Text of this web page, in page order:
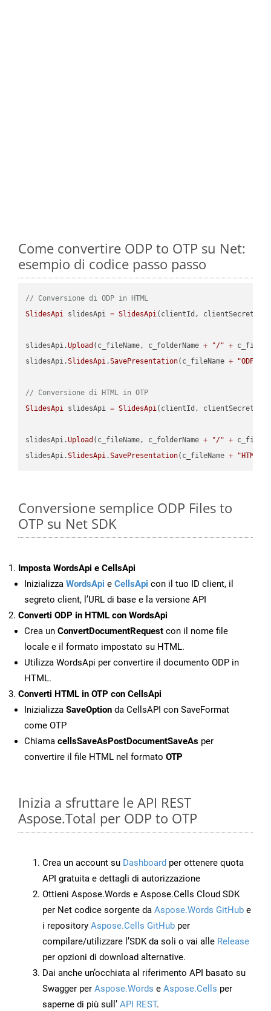
Come convertire ODP to OTP su Net:
esempio di codice passo passo
// Conversione di ODP in HTML
SlidesApi slidesApi = SlidesApi(clientId, clientSecret);
slidesApi.Upload (c_fileName, c_folderName + "/" +
slidesApi.SlidesApi.SavePresentation(c_fileName + "ODP"
// Conversione di HTML in OTP
SlidesApi slidesApi = SlidesApi(clientId, clientSecret);
slidesApi.Upload (c_fileName, c_folderName + "/" +
slidesApi.SlidesApi.SavePresentation(c_fileName + "HTML"
Conversione semplice ODP Files to
OTP su Net SDK
Imposta WordsApi e CellsApi
Inizializza WordsApi e CellsApi con il tuo ID client, il
segreto client, l’URL di base e la versione API
Converti ODP in HTML con WordsApi
Crea un ConvertDocumentRequest con il nome file
locale e il formato impostato su HTML.
Utilizza WordsApi per convertire il documento ODP in
HTML.
Converti HTML in OTP con CellsApi
Inizializza SaveOption da CellsAPI con SaveFormat
come OTP
Chiama cellsSaveAsPostDocumentSaveAs per
convertire il file HTML nel formato OTP
Inizia a sfruttare le API REST
Aspose.Total per ODP to OTP
Crea un account su Dashboard per ottenere quota
API gratuita e dettagli di autorizzazione
Ottieni Aspose.Words e Aspose.Cells Cloud SDK
per Net codice sorgente da Aspose.Words GitHub e
i repository Aspose.Cells GitHub per
compilare/utilizzare l’SDK da soli o vai alle Release
per opzioni di download alternative.
Dai anche un’occhiata al riferimento API basato su
Swagger per Aspose.Words e Aspose.Cells per
saperne di più sull’ API REST.